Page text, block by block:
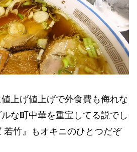
上げ値上げで外食費も侮れな
な町中華を重宝してる説でし
若竹』もオキニのひとつだぞ